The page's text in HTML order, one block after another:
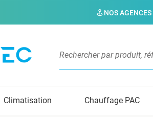
NOS AGENCES
Climatisation Chauffage PAC